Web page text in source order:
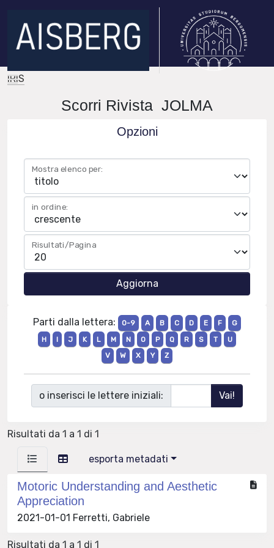
IRIS
Scorri Rivista JOLMA
Opzioni
Mostra elenco per:
in ordine:
Risultati/Pagina
Parti dalla lettera: 0-9 A B C D E F
G
H
I J K L M N O P Q R S T
U
V
W X Y Z
o inserisci le lettere iniziali:
Risultati da 1 a 1 di 1
esporta metadati
Motoric Understanding and Aesthetic
Appreciation
2021-01-01 Ferretti, Gabriele
Risultati da 1 a 1 di 1